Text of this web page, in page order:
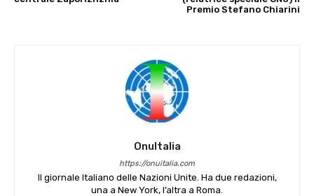
Premio Stefano Chiarini
OnuItalia
https://onuitalia.com
Il giornale Italiano delle Nazioni Unite. Ha due redazioni,
una a New York, l’altra a Roma.